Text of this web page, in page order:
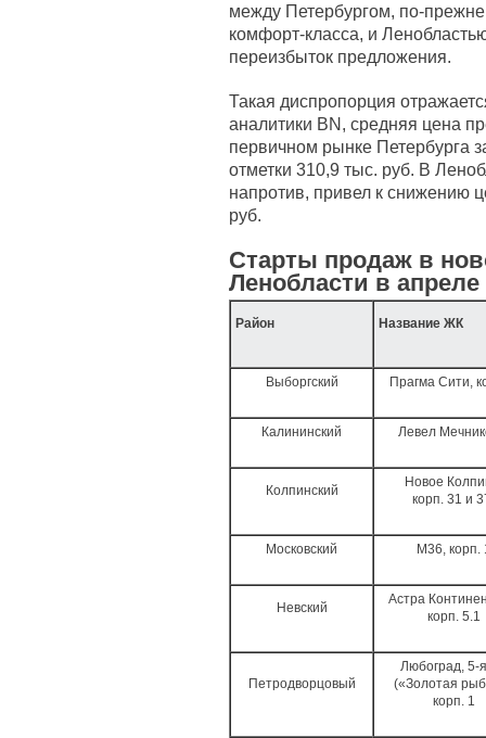
между Петербургом, по-
комфорт-класса, и
переизбыток предложения.
Такая диспропорция
аналитики BN, средняя цена
первичном рынке Петербурга
отметки 310,9 тыс. руб. В
напротив, привел к снижению
руб.
Старты продаж в
Ленобласти в апреле
Район Название ЖК
Выборгский Прагма Сити,
Калининский Левел
Колпинский
Новое
корп. 31 и
Московский М36, корп.
Невский
Астра
корп. 5.1
Петродворцовый
Любоград, 5-
(«Золотая
корп. 1